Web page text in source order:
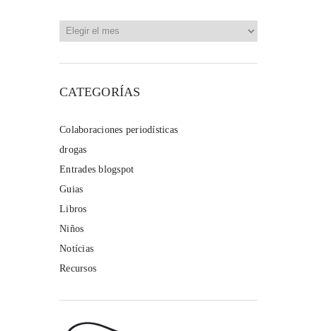
Archivos
CATEGORÍAS
Colaboraciones periodísticas
drogas
Entrades blogspot
Guias
Libros
Niños
Notícias
Recursos